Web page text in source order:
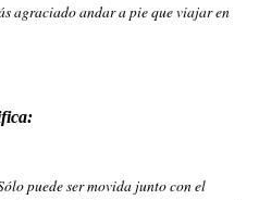
agraciado andar a pie que viajar en
puede ser movida junto con el